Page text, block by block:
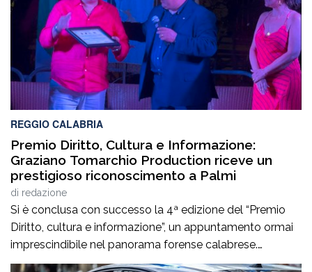
REGGIO CALABRIA
Premio Diritto, Cultura e Informazione:
Graziano Tomarchio Production riceve un
prestigioso riconoscimento a Palmi
di redazione
Si è conclusa con successo la 4ª edizione del “Premio
Diritto, cultura e informazione”, un appuntamento ormai
imprescindibile nel panorama forense calabrese.
L’evento, tenutosi a Palmi il 6 agosto 2026, ha offerto